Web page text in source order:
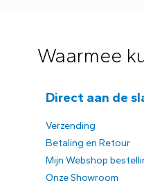
Waarmee
Direct aan de
Verzending
Betaling en Retour
Mijn Webshop
Onze Showroom